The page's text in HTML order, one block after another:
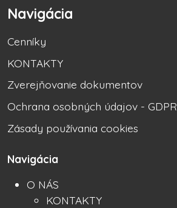
Navigácia
Cenníky
KONTAKTY
Zverejňovanie dokumentov
Ochrana osobných údajov - GDPR
Zásady používania cookies
Navigácia
O NÁS
KONTAKTY